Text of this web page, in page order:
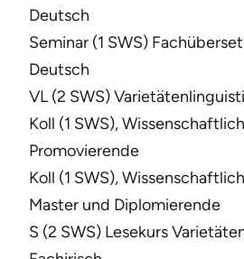
Deutsch
Seminar (1 SWS)
Deutsch
VL (2 SWS)
Koll (1 SWS),
Promovierende
Koll (1 SWS),
Master und Diplomierende
S (2 SWS) Lesekurs